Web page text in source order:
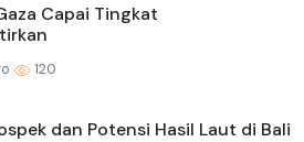
Capai Tingkat
120
dan Potensi Hasil Laut di Bali